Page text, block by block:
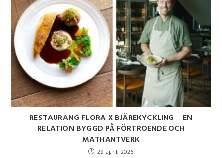
RESTAURANG FLORA X BJÄREKYCKLING – EN
RELATION BYGGD PÅ FÖRTROENDE OCH
MATHANTVERK
28 april, 2026